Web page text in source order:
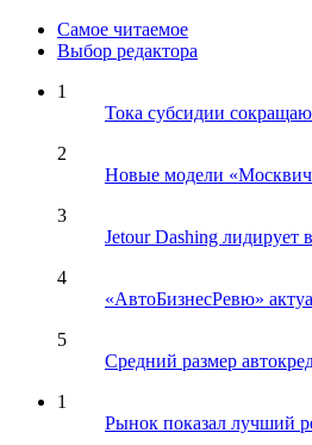
Самое читаемое
Выбор редактора
1
Тока субсидии
2
Новые модели
3
Jetour Dashing лидирует
4
«АвтоБизнесРевю»
5
Средний размер
1
Рынок показал лучший